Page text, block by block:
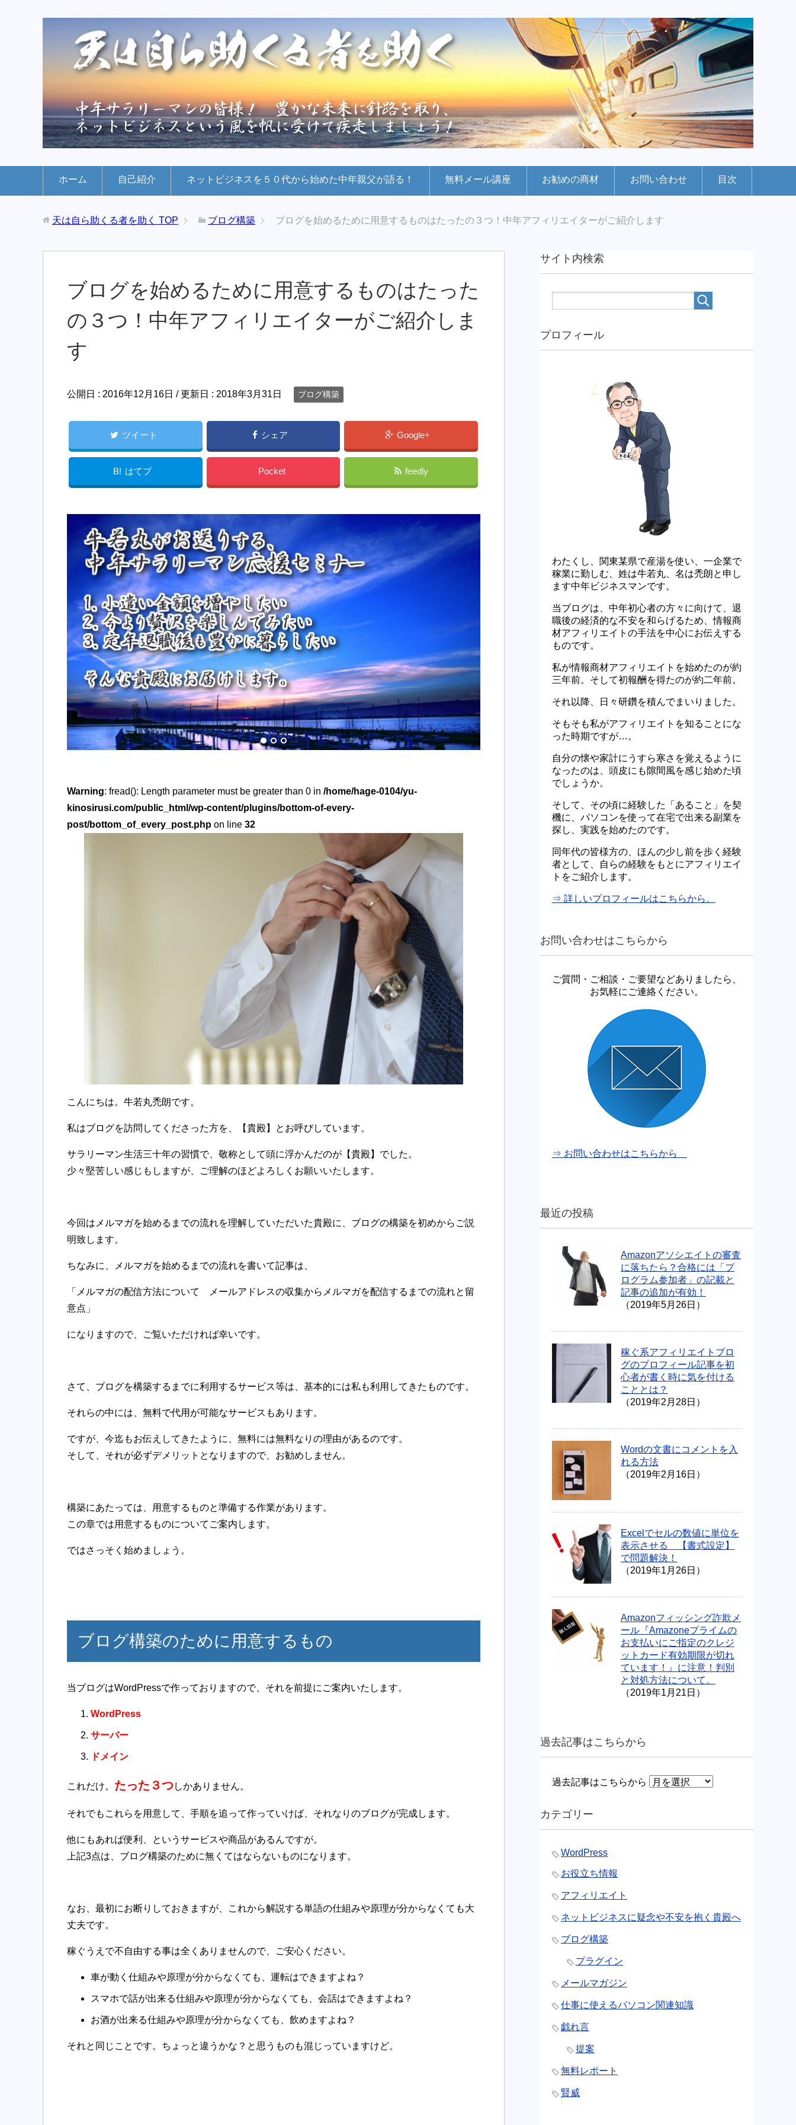
ホーム 自己紹介 ネットビジネスを５０代から始めた中年親父が語る！ 無料メール講座 お勧めの商材 お問い合わせ 目次
天は自ら助くる者を助く TOP ブログ構築 ブログを始めるために用意するものはたったの３つ！中年アフィリエイターがご紹介します
ブログを始めるために用意するものはたった
の３つ！中年アフィリエイターがご紹介しま
す
公開日 : 2016年12月16日 / 更新日 : 2018年3月31日 ブログ構築
ツイート シェア Google+
B! はてブ Pocket feedly
Warning: fread(): Length parameter must be greater than 0 in /home/hage-0104/yu-
kinosirusi.com/public_html/wp-content/plugins/bottom-of-every-
post/bottom_of_every_post.php on line 32
こんにちは。牛若丸禿朗です。
私はブログを訪問してくださった方を、【貴殿】とお呼びしています。
サラリーマン生活三十年の習慣で、敬称として頭に浮かんだのが【貴殿】でした。
少々堅苦しい感じもしますが、ご理解のほどよろしくお願いいたします。
今回はメルマガを始めるまでの流れを理解していただいた貴殿に、ブログの構築を初めからご説
明致します。
ちなみに、メルマガを始めるまでの流れを書いて記事は、
「メルマガの配信方法について メールアドレスの収集からメルマガを配信するまでの流れと留
意点」
になりますので、ご覧いただければ幸いです。
さて、ブログを構築するまでに利用するサービス等は、基本的には私も利用してきたものです。
それらの中には、無料で代用が可能なサービスもあります。
ですが、今迄もお伝えしてきたように、無料には無料なりの理由があるのです。
そして、それが必ずデメリットとなりますので、お勧めしません。
構築にあたっては、用意するものと準備する作業があります。
この章では用意するものについてご案内します。
ではさっそく始めましょう。
ブログ構築のために用意するもの
当ブログはWordPressで作っておりますので、それを前提にご案内いたします。
WordPress
サーバー
ドメイン
これだけ。 たった３つしかありません。
それでもこれらを用意して、手順を追って作っていけば、それなりのブログが完成します。
他にもあれば便利、というサービスや商品があるんですが。
上記3点は、ブログ構築のために無くてはならないものになります。
なお、最初にお断りしておきますが、これから解説する単語の仕組みや原理が分からなくても大
丈夫です。
稼ぐうえで不自由する事は全くありませんので、ご安心ください。
車が動く仕組みや原理が分からなくても、運転はできますよね？
スマホで話が出来る仕組みや原理が分からなくても、会話はできますよね？
お酒が出来る仕組みや原理が分からなくても、飲めますよね？
それと同じことです。ちょっと違うかな？と思うものも混じっていますけど。
サイト内検索
プロフィール
わたくし、関東某県で産湯を使い、一企業で
稼業に勤しむ、姓は牛若丸、名は禿朗と申し
ます中年ビジネスマンです。
当ブログは、中年初心者の方々に向けて、退
職後の経済的な不安を和らげるため、情報商
材アフィリエイトの手法を中心にお伝えする
ものです。
私が情報商材アフィリエイトを始めたのが約
三年前。そして初報酬を得たのが約二年前。
それ以降、日々研鑽を積んでまいりました。
そもそも私がアフィリエイトを知ることにな
った時期ですが…。
自分の懐や家計にうすら寒さを覚えるように
なったのは、頭皮にも隙間風を感じ始めた頃
でしょうか。
そして、その頃に経験した「あること」を契
機に、パソコンを使って在宅で出来る副業を
探し、実践を始めたのです。
同年代の皆様方の、ほんの少し前を歩く経験
者として、自らの経験をもとにアフィリエイ
トをご紹介します。
⇒ 詳しいプロフィールはこちらから。
お問い合わせはこちらから
ご質問・ご相談・ご要望などありましたら、
お気軽にご連絡ください。
⇒ お問い合わせはこちらから
最近の投稿
Amazonアソシエイトの審査
に落ちたら？合格には「プ
ログラム参加者」の記載と
記事の追加が有効！
（2019年5月26日）
稼ぐ系アフィリエイトブロ
グのプロフィール記事を初
心者が書く時に気を付ける
こととは？
（2019年2月28日）
Wordの文書にコメントを入
れる方法
（2019年2月16日）
Excelでセルの数値に単位を
表示させる 【書式設定】
で問題解決！
（2019年1月26日）
Amazonフィッシング詐欺メ
ール『Amazoneプライムの
お支払いにご指定のクレジ
ットカード有効期限が切れ
ています！』に注意！判別
と対処方法について。
（2019年1月21日）
過去記事はこちらから
過去記事はこちらから
カテゴリー
WordPress
お役立ち情報
アフィリエイト
ネットビジネスに疑念や不安を抱く貴殿へ
ブログ構築
プラグイン
メールマガジン
仕事に使えるパソコン関連知識
戯れ言
提案
無料レポート
賢威